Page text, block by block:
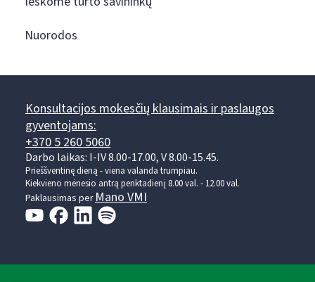
Nuorodos
Konsultacijos mokesčių klausimais ir paslaugos
gyventojams:
+370 5 260 5060
Darbo laikas: I-IV 8.00-17.00, V 8.00-15.45.
Prieššventinę dieną - viena valanda trumpiau.
Kiekvieno mėnesio antrą penktadienį 8.00 val. - 12.00 val.
Paklausimas per Mano VMI